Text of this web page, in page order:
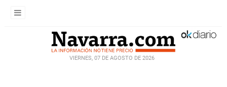
VIERNES, 07 DE AGOSTO DE 2026